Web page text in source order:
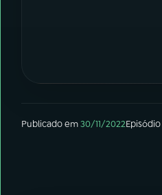
Publicado em30/11/2022Episódio